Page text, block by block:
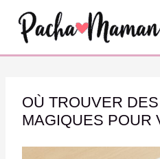
contenu
OÙ TROUVER
MAGIQUES POUR